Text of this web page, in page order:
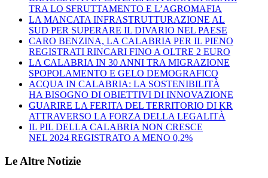
TRA LO SFRUTTAMENTO E L’AGROMAFIA
LA MANCATA INFRASTRUTTURAZIONE AL
SUD PER SUPERARE IL DIVARIO NEL PAESE
CARO BENZINA, LA CALABRIA PER IL PIENO
REGISTRATI RINCARI FINO A OLTRE 2 EURO
LA CALABRIA IN 30 ANNI TRA MIGRAZIONE
SPOPOLAMENTO E GELO DEMOGRAFICO
ACQUA IN CALABRIA: LA SOSTENIBILITÀ
HA BISOGNO DI OBIETTIVI DI INNOVAZIONE
GUARIRE LA FERITA DEL TERRITORIO DI KR
ATTRAVERSO LA FORZA DELLA LEGALITÀ
IL PIL DELLA CALABRIA NON CRESCE
NEL 2024 REGISTRATO A MENO 0,2%
Le Altre Notizie